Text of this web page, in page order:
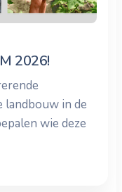
2026!
landbouw in de
wie deze